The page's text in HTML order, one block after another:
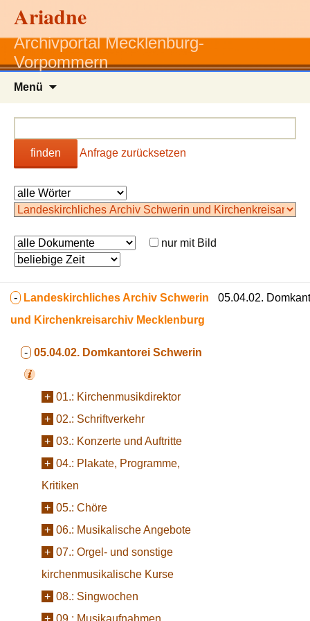
Ariadne
Archivportal Mecklenburg-
Vorpommern
Menü
finden Anfrage zurücksetzen
nur mit Bild
- Landeskirchliches Archiv Schwerin
und Kirchenkreisarchiv Mecklenburg
- 05.04.02. Domkantorei Schwerin
+ 01.: Kirchenmusikdirektor
+ 02.: Schriftverkehr
+ 03.: Konzerte und Auftritte
+ 04.: Plakate, Programme,
Kritiken
+ 05.: Chöre
+ 06.: Musikalische Angebote
+ 07.: Orgel- und sonstige
kirchenmusikalische Kurse
+ 08.: Singwochen
+ 09.: Musikaufnahmen
05.04.02.